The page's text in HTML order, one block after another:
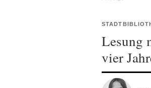
Lesung
vier